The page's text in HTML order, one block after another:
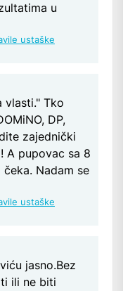
u
ustaške
vlasti." Tko
DP,
zajednički
A pupovac sa 8
Nadam se
ustaške
jasno.Bez
ili ne biti